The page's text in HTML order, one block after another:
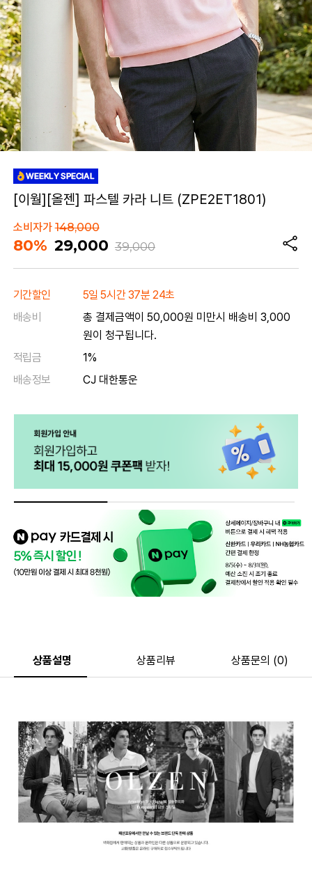
[이월][올젠] 파스텔 카라 니트 (ZPE2ET1801)
소비자가148,000
80% 29,000 39,000
기간할인
5일 5시간 37분 24초
배송비
총 결제금액이 50,000원 미만시 배송비 3,000
원이 청구됩니다.
적립금
1%
배송정보
CJ 대한통운
상품설명 상품리뷰 상품문의 (0)